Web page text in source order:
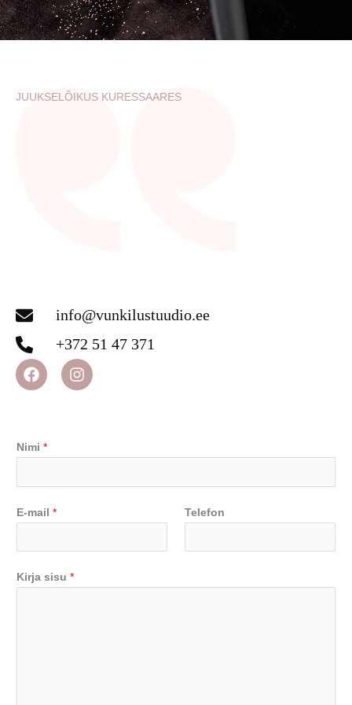
JUUKSELÕIKUS KURESSAARES
info@vunkilustuudio.ee
+372 51 47 371
Nimi *
E-mail * Telefon
Kirja sisu *